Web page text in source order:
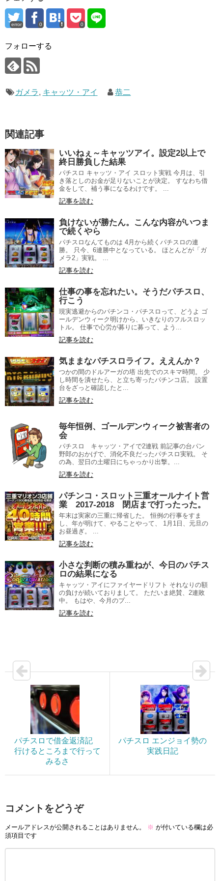
error 0 0
フォローする
ガメラ, キャッツ・アイ 恭二
関連記事
いいねぇ～キャッツアイ。設定2以上で
終日勝負した結果
パチスロ キャッツ・アイ スロット実戦 今月は、引
き落としのお金が足りないことが決定。 すなわち借
金をして、補う事になるわけです。 ...
記事を読む
負けないが勝たん。こんな内容がいつま
で続くやら
パチスロなんてものは 4月から続くパチスロの連
勝。 只今、6連勝中となっている。 ほとんどが「ガ
メラ2」実戦。 ...
記事を読む
仕事の事を忘れたい。そうだパチスロ、
行こう
現実逃避からのパチンコ・パチスロって、どうよ ゴ
ールデンウィーク明けから、いきなりのフルスロッ
トル。 仕事で心労が募りに募って、よう...
記事を読む
気ままなパチスロライフ。ええんか？
つかの間のドルアーガの塔 出先でのスキマ時間。 少
し時間を潰せたら、と立ち寄ったパチンコ店。 設置
台をざっと確認したと...
記事を読む
毎年恒例、ゴールデンウィーク被害者の
会
パチスロ キャッツ・アイで2連戦 前記事の台パン
野郎のおかげで、消化不良だったパチスロ実戦。 そ
の為、翌日の土曜日にちゃっかり出撃。...
記事を読む
パチンコ・スロット三重オールナイト営
業 2017-2018 閉店まで打ったった。
年末は実家の三重に帰省した。 恒例の行事をすま
し、年が明けて、やることやって、 1月1日、元旦の
お昼過ぎ。 ...
記事を読む
小さな判断の積み重ねが、今日のパチス
ロの結果になる
キャッツ・アイにファイヤードリフト それなりの額
の負けが続いておりまして。 ただいま絶賛、2連敗
中。 もはや、今月のプ...
記事を読む
パチスロで借金返済記
行けるところまで行って
みるさ
パチスロ エンジョイ勢の
実践日記
コメントをどうぞ
メールアドレスが公開されることはありません。 ※ が付いている欄は必
須項目です